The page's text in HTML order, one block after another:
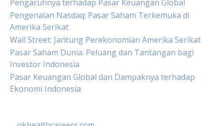
Pengaruhnya terhadap Pasar Keuangan Global
Pengenalan Nasdaq: Pasar Saham Terkemuka di
Amerika Serikat
Wall Street: Jantung Perekonomian Amerika Serikat
Pasar Saham Dunia: Peluang dan Tantangan bagi
Investor Indonesia
Pasar Keuangan Global dan Dampaknya terhadap
Ekonomi Indonesia